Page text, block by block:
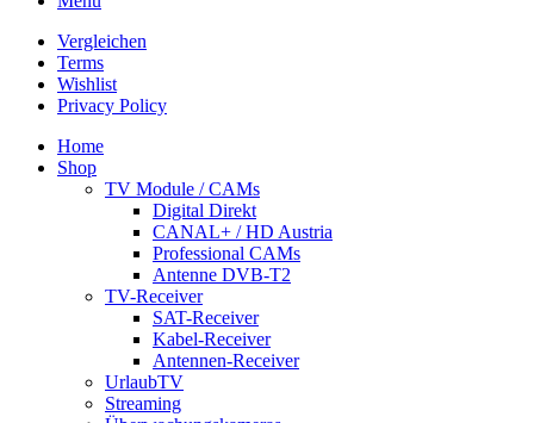
Vergleichen
Terms
Wishlist
Privacy Policy
Home
Shop
TV Module / CAMs
Digital Direkt
CANAL+ / HD Austria
Professional CAMs
Antenne DVB-T2
TV-Receiver
SAT-Receiver
Kabel-Receiver
Antennen-Receiver
UrlaubTV
Streaming